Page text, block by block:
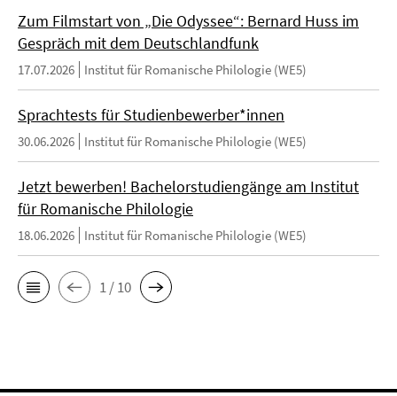
Zum Filmstart von „Die Odyssee“: Bernard Huss im
Gespräch mit dem Deutschlandfunk
17.07.2026 Institut für Romanische Philologie (WE5)
Sprachtests für Studienbewerber*innen
30.06.2026 Institut für Romanische Philologie (WE5)
Jetzt bewerben! Bachelorstudiengänge am Institut
für Romanische Philologie
18.06.2026 Institut für Romanische Philologie (WE5)
1 / 10